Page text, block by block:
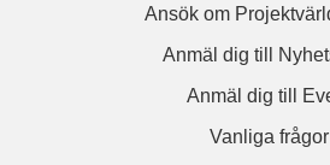
Ansök om
Anmäl dig till
Anmäl dig till
Vanliga frågor